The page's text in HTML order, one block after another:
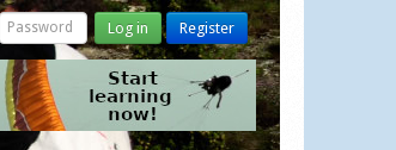
Log in Register